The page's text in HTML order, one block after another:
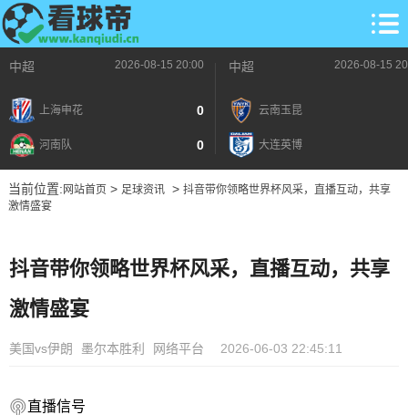
中超 2026-08-15 20:00
上海申花 0
河南队 0
中超 2026-08-15
云南玉昆
大连英博
当前位置: 网站首页> 足球资讯> 抖音带你领略世界杯风采，直播互动，共享
激情盛宴
抖音带你领略世界杯风采，直播互动，共享
激情盛宴
美国vs伊朗 墨尔本胜利 网络平台 2026-06-03 22:45:11
直播信号